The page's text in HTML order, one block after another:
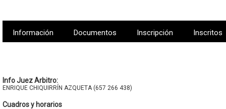
Información Documentos Inscripción Inscritos
Info Juez Arbitro:
ENRIQUE CHIQUIRRÍN AZQUETA (657 266 438)
Cuadros y horarios